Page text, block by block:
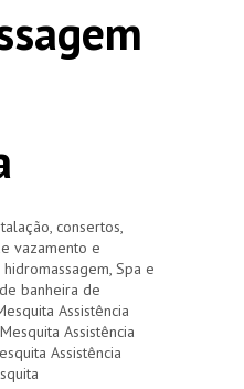
consertos,
vazamento e
Spa e
banheira de
Assistência
Assistência
Assistência